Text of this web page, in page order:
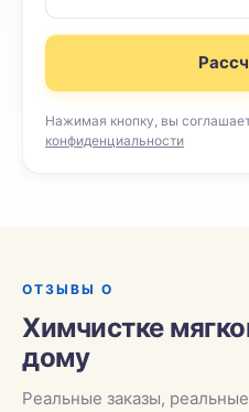
Нажимая кнопку, вы
конфиденциальности
ОТЗЫВЫ О
Химчистке
дому
Реальные заказы,